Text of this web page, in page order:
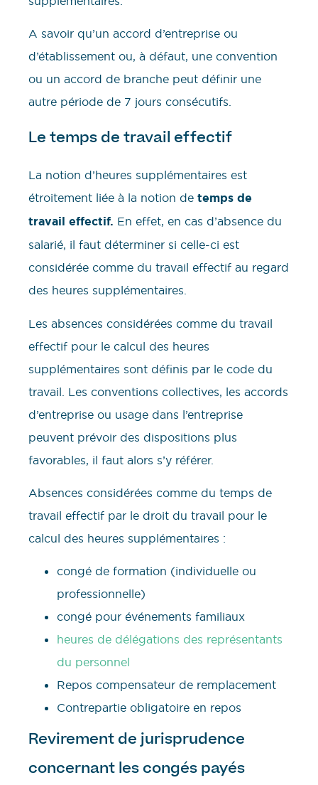
A savoir qu’un accord d’entreprise ou
d’établissement ou, à défaut, une convention
ou un accord de branche peut définir une
autre période de 7 jours consécutifs.
Le temps de travail effectif
La notion d’heures supplémentaires est
étroitement liée à la notion de temps de
travail effectif. En effet, en cas d’absence du
salarié, il faut déterminer si celle-ci est
considérée comme du travail effectif au regard
des heures supplémentaires.
Les absences considérées comme du travail
effectif pour le calcul des heures
supplémentaires sont définis par le code du
travail. Les conventions collectives, les accords
d’entreprise ou usage dans l’entreprise
peuvent prévoir des dispositions plus
favorables, il faut alors s’y référer.
Absences considérées comme du temps de
travail effectif par le droit du travail pour le
calcul des heures supplémentaires :
congé de formation (individuelle ou
professionnelle)
congé pour événements familiaux
heures de délégations des représentants
du personnel
Repos compensateur de remplacement
Contrepartie obligatoire en repos
Revirement de jurisprudence
concernant les congés payés